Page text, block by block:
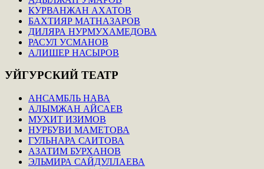
КУРВАНЖАН АХАТОВ
БАХТИЯР МАТНАЗАРОВ
ДИЛЯРА НУРМУХАМЕДОВА
РАСУЛ УСМАНОВ
АЛИШЕР НАСЫРОВ
УЙГУРСКИЙ ТЕАТР
АНСАМБЛЬ НАВА
АЛЫМЖАН АЙСАЕВ
МУХИТ ИЗИМОВ
НУРБУВИ МАМЕТОВА
ГУЛЬНАРА САИТОВА
АЗАТИМ БУРХАНОВ
ЭЛЬМИРА САЙДУЛЛАЕВА